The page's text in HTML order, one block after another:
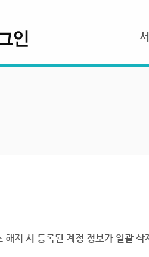
해지 시 등록된 계정 정보가 일괄